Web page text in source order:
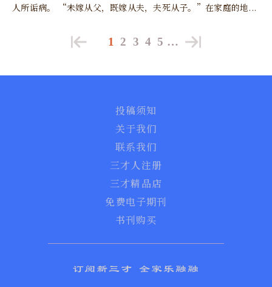
人所诟病。 “未嫁从父，既嫁从夫，夫死从子。”在家庭的地...
1 2 3 4 5 …
投稿须知
关于我们
联系我们
三才人注册
三才精品店
免费电子期刊
书刊购买
订阅新三才 全家乐融融